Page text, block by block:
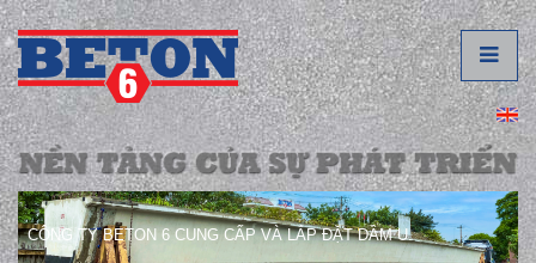
CÔNG TY BETON 6 CUNG CẤP VÀ LẮP ĐẶT DẦM U.